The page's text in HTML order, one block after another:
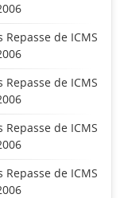
de ICMS
de ICMS
de ICMS
de ICMS